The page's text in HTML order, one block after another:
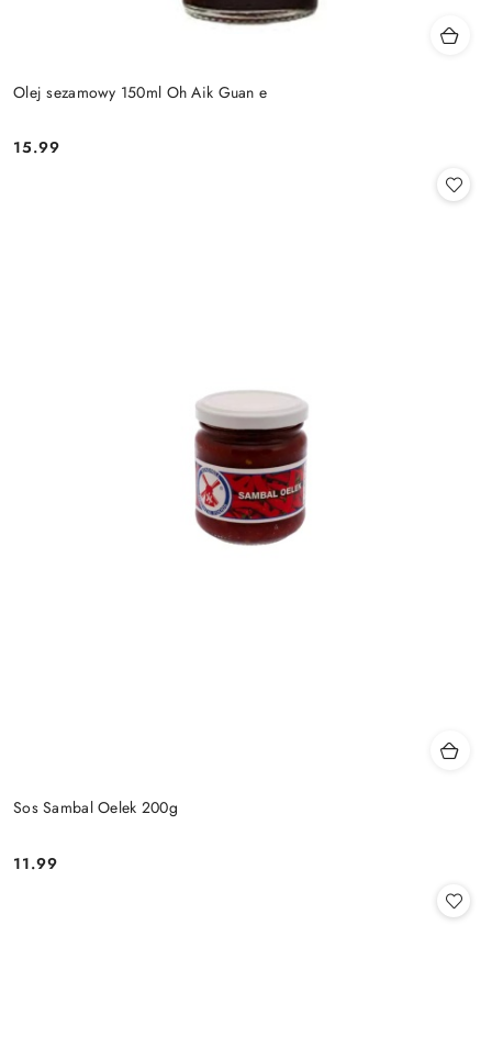
Olej sezamowy 150ml Oh Aik Guan e
Cena:
15.99
Sos Sambal Oelek 200g
Cena:
11.99